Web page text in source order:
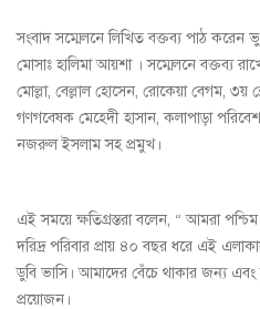
সংবাদ সম্মেলনে লিখিত বক্তব্য পাঠ
মোসাঃ হালিমা আয়শা । সম্মেলনে বক্তব্য
মোল্লা, বেল্লাল হোসেন, রোকেয়া বেগম, ৩য়
গণগবেষক মেহেদী হাসান, কলাপাড়া
নজরুল ইসলাম সহ প্রমুখ।
এই সময়ে ক্ষতিগ্রস্তরা বলেন, “ আমরা
দরিদ্র পরিবার প্রায় ৪০ বছর ধরে এই
ডুবি ভাসি। আমাদের বেঁচে থাকার জন্য
প্রয়োজন।